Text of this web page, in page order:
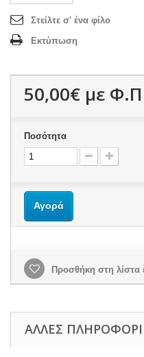
Στείλτε σ' ένα φίλο
Εκτύπωση
50,00€ με
Ποσότητα
Αγορά
Προσθήκη στη λίστα
ΆΛΛΕΣ